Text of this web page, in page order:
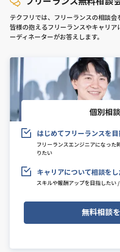
テクフリでは、フリーランスの相談会
皆様の抱えるフリーランスやキャリ
ーディネーターがお答えします。
個別相
はじめてフリーランスを
フリーランスエンジニアになった
りたい
キャリアについて相談を
スキルや報酬アップを目指したい
無料相談